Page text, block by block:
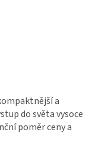
a
do světa vysoce
poměr ceny a